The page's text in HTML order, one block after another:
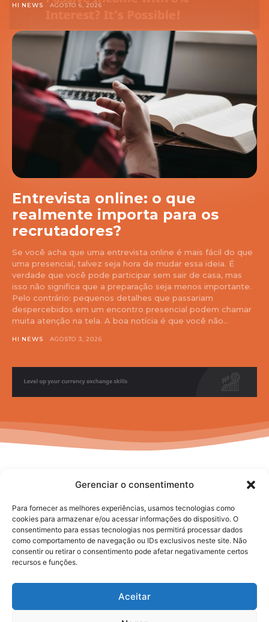
Gerenciar o consentimento
Para fornecer as melhores experiências, usamos tecnologias como
cookies para armazenar e/ou acessar informações do dispositivo. O
consentimento para essas tecnologias nos permitirá processar dados
como comportamento de navegação ou IDs exclusivos neste site. Não
consentir ou retirar o consentimento pode afetar negativamente certos
recursos e funções.
Aceitar
HI NEWS AGOSTO 6, 2026
Entrevista online: o que
realmente importa para os
recrutadores?
Se você acha que uma entrevista online é mais fácil do que
uma presencial, talvez seja hora de mudar essa ideia. É
verdade que você pode participar sem sair de casa, mas
isso não significa que a preparação seja menos importante.
Pelo contrário: pequenos detalhes que passariam
despercebidos em um encontro presencial podem chamar
muita atenção na tela. A boa notícia é que você não...
HI NEWS AGOSTO 3, 2026
No posts to display